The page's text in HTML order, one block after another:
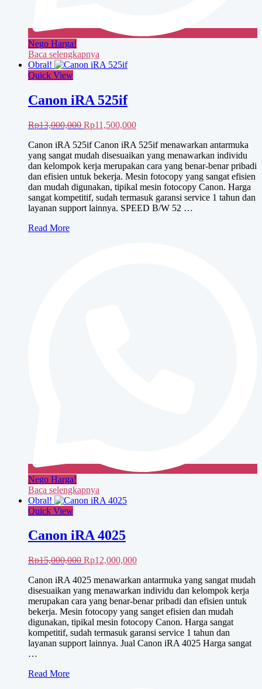
Nego Harga!
Baca selengkapnya
Obral!
Quick View
Canon iRA 525if
Rp13,000,000 Harga
adalah:
Rp13,000,000.
Rp11,500,000Harga
ini
adalah:
Rp11,500,000.
Canon iRA 525if Canon iRA 525if menawarkan antarmuka
yang sangat mudah disesuaikan yang menawarkan individu
dan kelompok kerja merupakan cara yang benar-benar pribadi
dan efisien untuk bekerja. Mesin fotocopy yang sangat efisien
dan mudah digunakan, tipikal mesin fotocopy Canon. Harga
sangat kompetitif, sudah termasuk garansi service 1 tahun dan
layanan support lainnya. SPEED B/W 52 …
Canon
Read More
Nego Harga!
Baca selengkapnya
Obral!
Quick View
Canon iRA 4025
Rp15,000,000 Harga
adalah:
Rp15,000,000.
Rp12,000,000Harga
ini
adalah:
Rp12,000,000.
Canon iRA 4025 menawarkan antarmuka yang sangat mudah
disesuaikan yang menawarkan individu dan kelompok kerja
merupakan cara yang benar-benar pribadi dan efisien untuk
bekerja. Mesin fotocopy yang sanget efisien dan mudah
digunakan, tipikal mesin fotocopy Canon. Harga sangat
kompetitif, sudah termasuk garansi service 1 tahun dan
layanan support lainnya. Jual Canon iRA 4025 Harga sangat
…
Canon
Read More